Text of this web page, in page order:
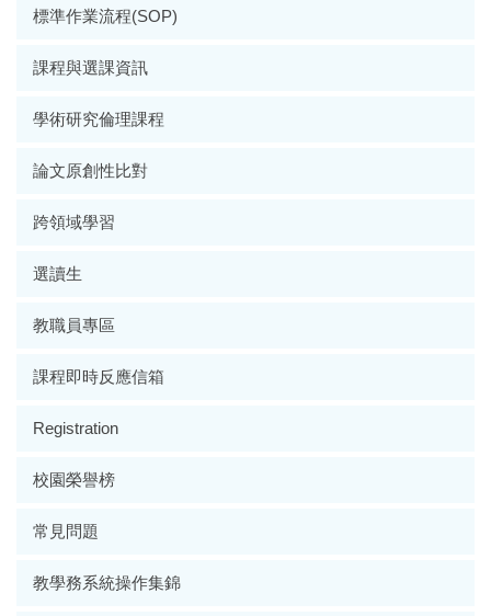
標準作業流程(SOP)
課程與選課資訊
學術研究倫理課程
論文原創性比對
跨領域學習
選讀生
教職員專區
課程即時反應信箱
Registration
校園榮譽榜
常見問題
教學務系統操作集錦